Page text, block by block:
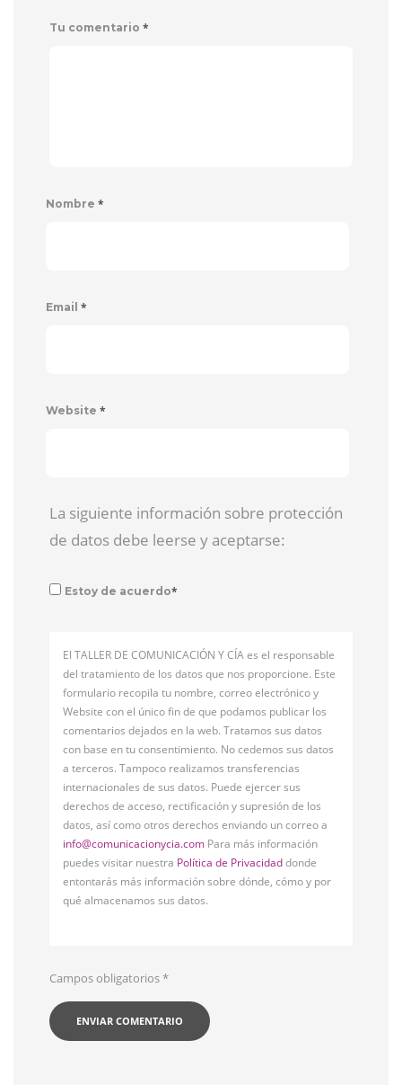
Tu comentario *
Nombre *
Email *
Website *
La siguiente información sobre protección
de datos debe leerse y aceptarse:
Estoy de acuerdo*
El TALLER DE COMUNICACIÓN Y CÍA es el responsable
del tratamiento de los datos que nos proporcione. Este
formulario recopila tu nombre, correo electrónico y
Website con el único fin de que podamos publicar los
comentarios dejados en la web. Tratamos sus datos
con base en tu consentimiento. No cedemos sus datos
a terceros. Tampoco realizamos transferencias
internacionales de sus datos. Puede ejercer sus
derechos de acceso, rectificación y supresión de los
datos, así como otros derechos enviando un correo a
info@comunicacionycia.com Para más información
puedes visitar nuestra Política de Privacidaddonde
entontarás más información sobre dónde, cómo y por
qué almacenamos sus datos.
Campos obligatorios*